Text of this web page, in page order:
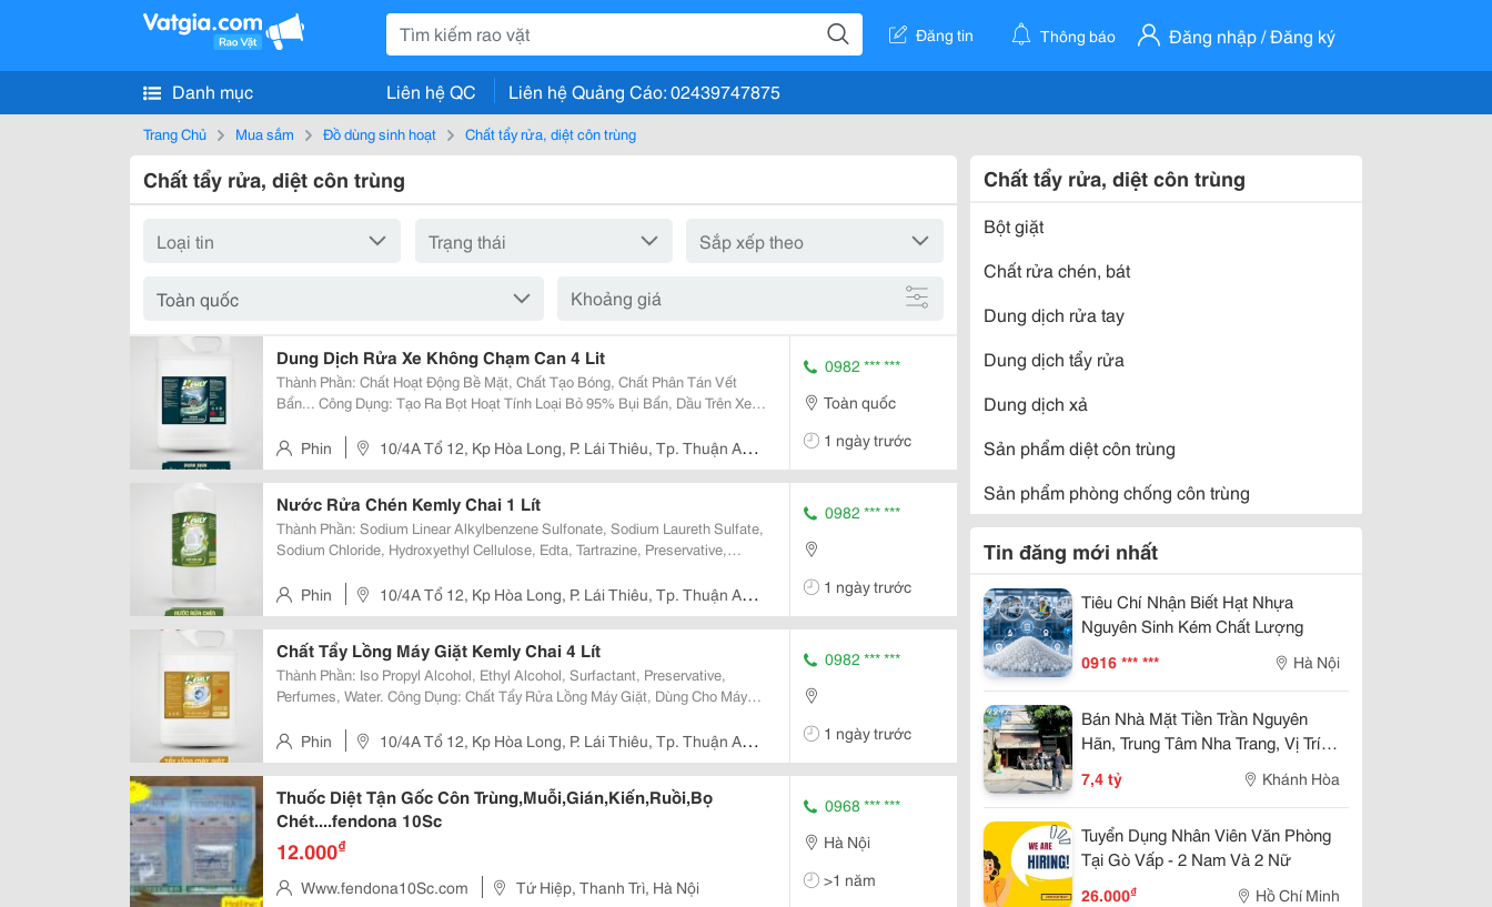
Đăng tin Thông báo Đăng nhập / Đăng ký
Danh mục Liên hệ QC Liên hệ Quảng Cáo: 02439747875
Trang Chủ Mua sắm Đồ dùng sinh hoạt Chất tẩy rửa, diệt côn trùng
Chất tẩy rửa, diệt côn trùng
Khoảng giá
Dung Dịch Rửa Xe Không Chạm Can 4 Lit
Thành Phần: Chất Hoạt Động Bề Mặt, Chất Tạo Bóng, Chất Phân Tán Vết
Bẩn... Công Dụng: Tạo Ra Bọt Hoạt Tính Loại Bỏ 95% Bụi Bẩn, Dầu Trên Xe
Bóng Cho Xe Trong. Sản Phẩm Nguyên Liệu...
Phin
10/4A Tổ 12, Kp Hòa Long, P. Lái Thiêu, Tp. Thuận An,
Bình Dương
0982 *** ***
Toàn quốc
1 ngày trước
Nước Rửa Chén Kemly Chai 1 Lít
Thành Phần: Sodium Linear Alkylbenzene Sulfonate, Sodium Laureth Sulfate,
Sodium Chloride, Hydroxyethyl Cellulose, Edta, Tartrazine, Preservative,
Nhựa. Cách Dùng: - Pha Loãng...
Phin
10/4A Tổ 12, Kp Hòa Long, P. Lái Thiêu, Tp. Thuận An,
Bình Dương
0982 *** ***
1 ngày trước
Chất Tẩy Lồng Máy Giặt Kemly Chai 4 Lít
Thành Phần: Iso Propyl Alcohol, Ethyl Alcohol, Surfactant, Preservative,
Perfumes, Water. Công Dụng: Chất Tẩy Rửa Lồng Máy Giặt, Dùng Cho Máy
Nếu Máy Giặt 7 Kg Thì Chọn Mức...
Phin
10/4A Tổ 12, Kp Hòa Long, P. Lái Thiêu, Tp. Thuận An,
Bình Dương
0982 *** ***
1 ngày trước
Thuốc Diệt Tận Gốc Côn Trùng,Muỗi,Gián,Kiến,Ruồi,Bọ
Chét....fendona 10Sc
12.000₫
Www.fendona10Sc.com Tứ Hiệp, Thanh Trì, Hà Nội
0968 *** ***
Hà Nội
>1 năm
Chất tẩy rửa, diệt côn trùng
Bột giặt
Chất rửa chén, bát
Dung dịch rửa tay
Dung dịch tẩy rửa
Dung dịch xả
Sản phẩm diệt côn trùng
Sản phẩm phòng chống côn trùng
Tin đăng mới nhất
Tiêu Chí Nhận Biết Hạt Nhựa
Nguyên Sinh Kém Chất Lượng
0916 *** *** Hà Nội
Bán Nhà Mặt Tiền Trần Nguyên
Hãn, Trung Tâm Nha Trang, Vị Trí
Kinh Doanh Đẹp, Giá 7,4 Tỷ
7,4 tỷ Khánh Hòa
Tuyển Dụng Nhân Viên Văn Phòng
Tại Gò Vấp - 2 Nam Và 2 Nữ
26.000₫ Hồ Chí Minh